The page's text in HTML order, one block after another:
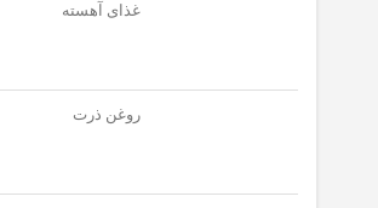
غذای آهسته
روغن ذرت